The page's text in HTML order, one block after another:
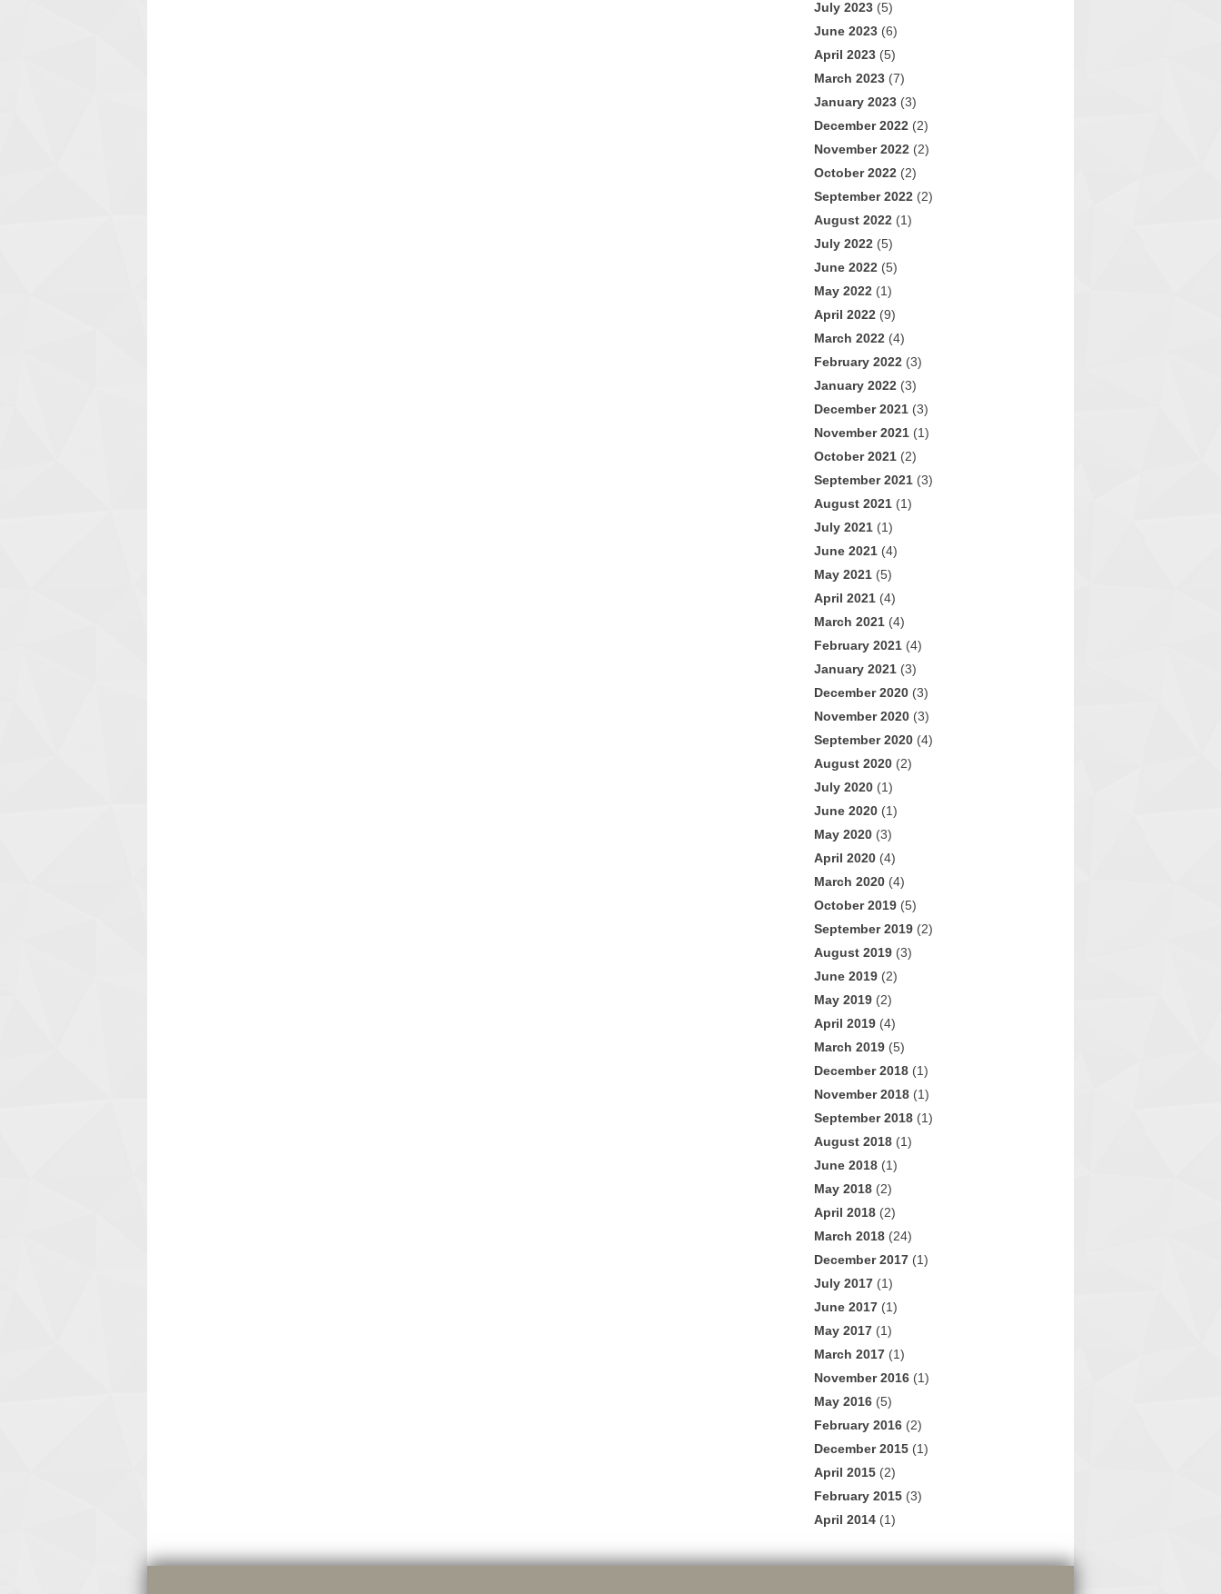
July 2023 (5)
June 2023 (6)
April 2023 (5)
March 2023 (7)
January 2023 (3)
December 2022 (2)
November 2022 (2)
October 2022 (2)
September 2022 (2)
August 2022 (1)
July 2022 (5)
June 2022 (5)
May 2022 (1)
April 2022 (9)
March 2022 (4)
February 2022 (3)
January 2022 (3)
December 2021 (3)
November 2021 (1)
October 2021 (2)
September 2021 (3)
August 2021 (1)
July 2021 (1)
June 2021 (4)
May 2021 (5)
April 2021 (4)
March 2021 (4)
February 2021 (4)
January 2021 (3)
December 2020 (3)
November 2020 (3)
September 2020 (4)
August 2020 (2)
July 2020 (1)
June 2020 (1)
May 2020 (3)
April 2020 (4)
March 2020 (4)
October 2019 (5)
September 2019 (2)
August 2019 (3)
June 2019 (2)
May 2019 (2)
April 2019 (4)
March 2019 (5)
December 2018 (1)
November 2018 (1)
September 2018 (1)
August 2018 (1)
June 2018 (1)
May 2018 (2)
April 2018 (2)
March 2018 (24)
December 2017 (1)
July 2017 (1)
June 2017 (1)
May 2017 (1)
March 2017 (1)
November 2016 (1)
May 2016 (5)
February 2016 (2)
December 2015 (1)
April 2015 (2)
February 2015 (3)
April 2014 (1)